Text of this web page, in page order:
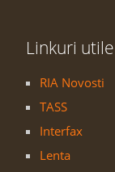
Linkuri utile
RIA Novosti
TASS
Interfax
Lenta